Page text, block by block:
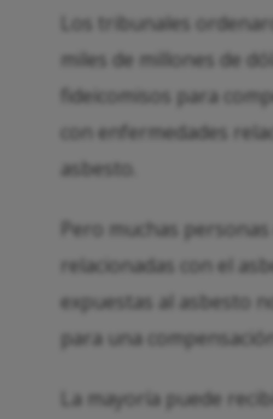
Los tribunales
miles de millones de
fideicomisos para
con enfermedades
asbesto.
Pero muchas
relacionadas con el
expuestas al asbesto
para una
La mayoría puede